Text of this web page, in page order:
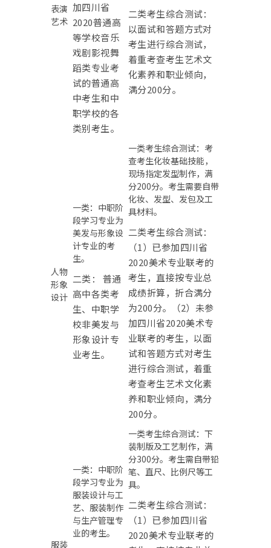
表演
艺术
加四川省
2020普通高
等学校音乐
戏剧影视舞
蹈类专业考
试的普通高
中考生和中
职学校的各
类别考生。
二类考生综合测试：
以面试和答题方式对
考生进行综合测试，
着重考查考生艺术文
化素养和职业倾向，
满分200分。
人物
形象
设计
一类：中职阶
段学习专业为
美发与形象设
计专业的考
生。
二类： 普通
高中各类考
生、中职学
校非美发与
形象设计专
业考生。
一类考生综合测试：考
查考生化妆基础技能，
现场指定发型制作，满
分200分。考生需要自带
化妆、发型、发包及工
具材料。
二类考生综合测试：
（1）已参加四川省
2020美术专业联考的
考生，直接按专业总
成绩折算，折合满分
为200分。（2）未参
加四川省2020美术专
业联考的考生，以面
试和答题方式对考生
进行综合测试，着重
考查考生艺术文化素
养和职业倾向，满分
200分。
服装
一类：中职阶
段学习专业为
服装设计与工
艺、服装制作
与生产管理专
业的考生。
一类考生综合测试：下
装制版及工艺制作，满
分300分。考生需自带铅
笔、直尺、比例尺等工
具。
二类考生综合测试：
（1）已参加四川省
2020美术专业联考的